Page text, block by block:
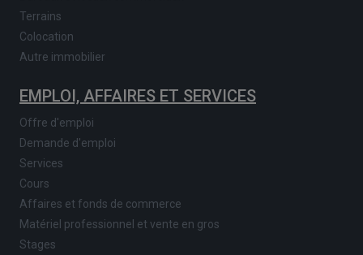
Terrains
Colocation
Autre immobilier
EMPLOI, AFFAIRES ET SERVICES
Offre d'emploi
Demande d'emploi
Services
Cours
Affaires et fonds de commerce
Matériel professionnel et vente en gros
Stages